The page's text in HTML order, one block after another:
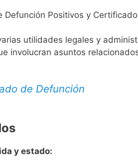
Defunción Positivos y
utilidades legales y
involucran asuntos
de Defunción
y estado: